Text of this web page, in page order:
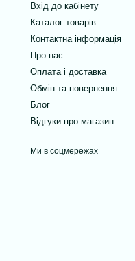
Вхід до кабінету
Каталог товарів
Контактна інформація
Про нас
Оплата і доставка
Обмін та повернення
Блог
Відгуки про магазин
Ми в соцмережах